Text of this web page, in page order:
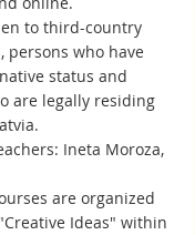
to third-country
persons who have
status and
are legally residing
Ineta Moroza,
are organized
Ideas" within